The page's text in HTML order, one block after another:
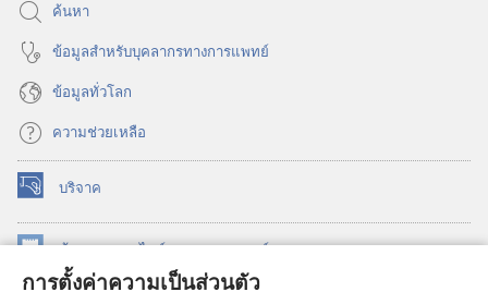
การตั้งค่าความเป็นส่วนตัว
ค้นหา
ข้อมูล​สำหรับ​บุคลากร​ทาง​การ​แพทย์
ข้อมูล​ทั่ว​โลก
ความช่วยเหลือ
บริจาค
(เปิด
หน้าต่าง
ใหม่) ห้องสมุดออนไลน์ของวอชเทาเวอร์
หน้าต่าง
®